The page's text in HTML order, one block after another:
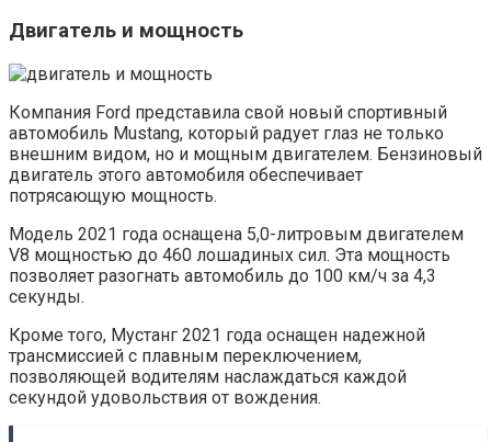
Двигатель и мощность
Компания Ford представила свой новый спортивный
автомобиль Mustang, который радует глаз не только
внешним видом, но и мощным двигателем. Бензиновый
двигатель этого автомобиля обеспечивает
потрясающую мощность.
Модель 2021 года оснащена 5,0-литровым двигателем
V8 мощностью до 460 лошадиных сил. Эта мощность
позволяет разогнать автомобиль до 100 км/ч за 4,3
секунды.
Кроме того, Мустанг 2021 года оснащен надежной
трансмиссией с плавным переключением,
позволяющей водителям наслаждаться каждой
секундой удовольствия от вождения.